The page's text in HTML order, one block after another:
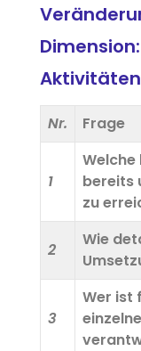
Nr. Frage
1
bereits
zu
2
Wie
3
Wer ist